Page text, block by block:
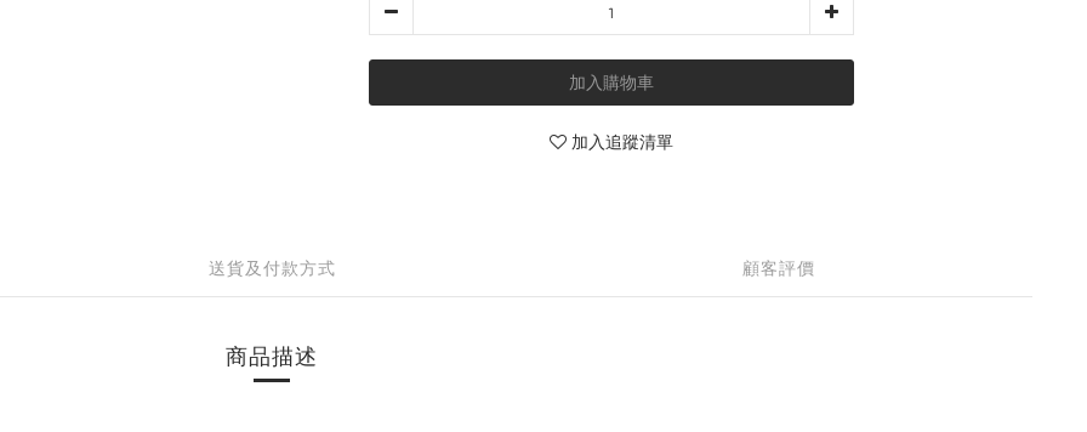
加入購物車
加入追蹤清單
送貨及付款方式 顧客評價
商品描述